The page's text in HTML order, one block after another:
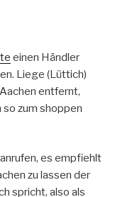
einen Händler
Liege (Lüttich)
entfernt,
zum shoppen
es empfiehlt
zu lassen der
spricht, also als